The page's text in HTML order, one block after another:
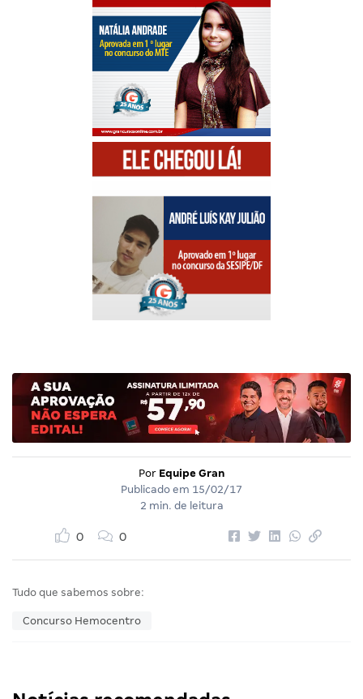
Por Equipe Gran
Publicado em 15/02/17
2 min. de leitura
0 0
Tudo que sabemos sobre:
Concurso Hemocentro